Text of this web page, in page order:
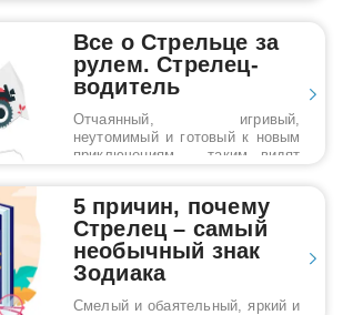
окружающих и достаточно
редко всерьез злится сам. Для
того чтобы нарушить
внутреннее равновесие
Стрельца, следует приложить
немало усилий.
Все о Стрельце за
рулем. Стрелец-
водитель
Отчаянный, игривый,
неутомимый и готовый к новым
приключениям – таким видят
Стрельца. Но стоит только
подпортить настроение этому
обаятельному малому, как он
вмиг превращается в дерзкого и
безрассудного «водилу»,
который не видит препятствий и
5 причин, почему
Стрелец – самый
необычный знак
Зодиака
Смелый и обаятельный, яркий и